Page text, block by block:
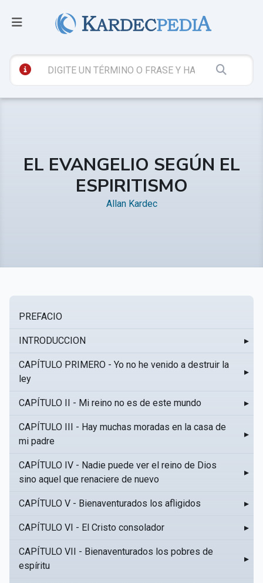
EL EVANGELIO SEGÚN EL
ESPIRITISMO
Allan Kardec
PREFACIO
INTRODUCCION ▸
CAPÍTULO PRIMERO - Yo no he venido a destruir la
ley
▸
CAPÍTULO II - Mi reino no es de este mundo ▸
CAPÍTULO III - Hay muchas moradas en la casa de
mi padre
▸
CAPÍTULO IV - Nadie puede ver el reino de Dios
sino aquel que renaciere de nuevo
▸
CAPÍTULO V - Bienaventurados los afligidos ▸
CAPÍTULO VI - El Cristo consolador ▸
CAPÍTULO VII - Bienaventurados los pobres de
espíritu
▸